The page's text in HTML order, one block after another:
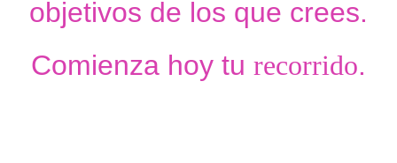
objetivos de los que crees.
Comienza hoy tu recorrido.